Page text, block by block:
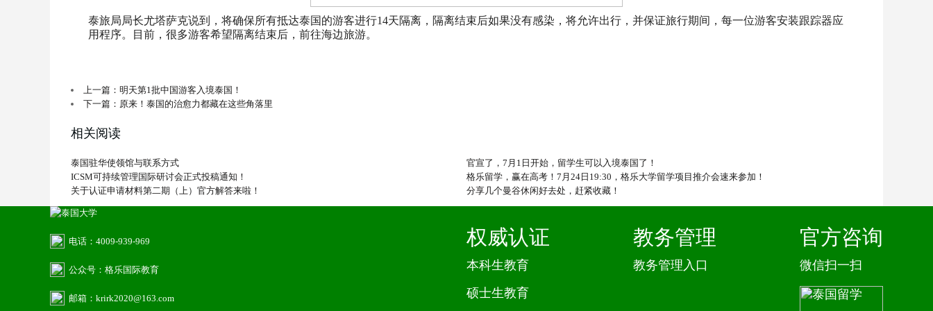
泰旅局局长尤塔萨克说到，将确保所有抵达泰国的游客进行14天隔离，隔离结束后如果没有感染，将允许出行，并保证旅行期间，每一位游客安装跟踪器应
用程序。目前，很多游客希望隔离结束后，前往海边旅游。
上一篇：明天第1批中国游客入境泰国！
下一篇：原来！泰国的治愈力都藏在这些角落里
相关阅读
泰国驻华使领馆与联系方式
官宣了，7月1日开始，留学生可以入境泰国了！
ICSM可持续管理国际研讨会正式投稿通知！
格乐留学，赢在高考！7月24日19:30，格乐大学留学项目推介会速来参加！
关于认证申请材料第二期（上）官方解答来啦！
分享几个曼谷休闲好去处，赶紧收藏！
电话：4009-939-969
公众号：格乐国际教育
邮箱：krirk2020@163.com
权威认证
本科生教育
硕士生教育
教务管理
教务管理入口
官方咨询
微信扫一扫